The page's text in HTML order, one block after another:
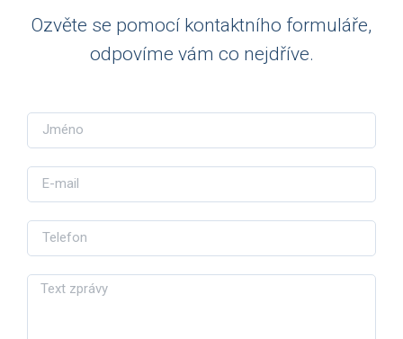
Ozvěte se pomocí kontaktního formuláře,
odpovíme vám co nejdříve.